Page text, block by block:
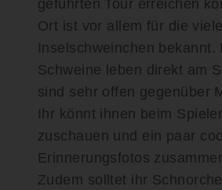
geführten Tour erreichen
Ort ist vor allem für die
Inselschweinchen bekannt.
Schweine leben direkt am
sind sehr offen gegenüber
Ihr könnt ihnen beim
zuschauen und ein paar
Erinnerungsfotos
Zudem solltet ihr